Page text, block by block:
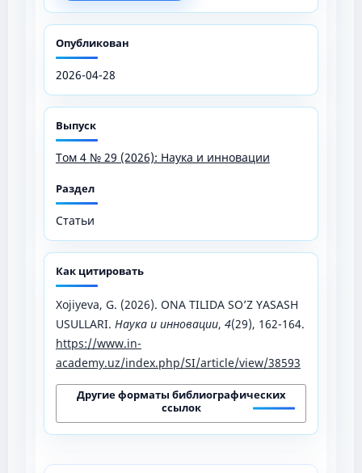
Опубликован
2026-04-28
Выпуск
Том 4 № 29 (2026): Наука и инновации
Раздел
Статьи
Как цитировать
Xojiyeva, G. (2026). ONA TILIDA SO’Z YASASH
USULLARI. Наука и инновации, 4(29), 162-164.
https://www.in-
academy.uz/index.php/SI/article/view/38593
Другие форматы библиографических
ссылок